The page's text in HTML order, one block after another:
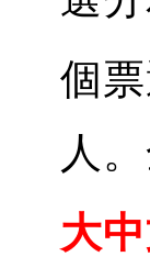
個
人
大